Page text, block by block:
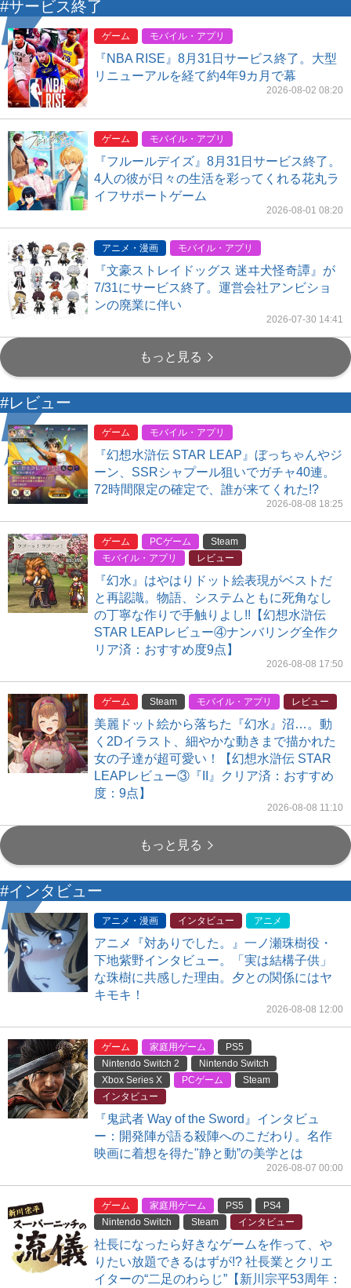
#サービス終了
ゲーム モバイル・アプリ
『NBA RISE』8月31日サービス終了。大型
リニューアルを経て約4年9カ月で幕
2026-08-02 08:20
ゲーム モバイル・アプリ
『フルールデイズ』8月31日サービス終了。
4人の彼が日々の生活を彩ってくれる花丸ラ
イフサポートゲーム
2026-08-01 08:20
アニメ・漫画 モバイル・アプリ
『文豪ストレイドッグス 迷ヰ犬怪奇譚』が
7/31にサービス終了。運営会社アンビショ
ンの廃業に伴い
2026-07-30 14:41
もっと見る
#レビュー
ゲーム モバイル・アプリ
『幻想水滸伝 STAR LEAP』ぼっちゃんやジ
ーン、SSRシャプール狙いでガチャ40連。
72時間限定の確定で、誰が来てくれた!?
2026-08-08 18:25
ゲーム PCゲーム
Steam
モバイル・アプリ
レビュー
『幻水』はやはりドット絵表現がベストだ
と再認識。物語、システムともに死角なし
の丁寧な作りで手触りよし!!【幻想水滸伝
STAR LEAPレビュー④ナンバリング全作ク
リア済：おすすめ度9点】
2026-08-08 17:50
ゲーム Steam モバイル・アプリ レビュー
美麗ドット絵から落ちた『幻水』沼…。動
く2Dイラスト、細やかな動きまで描かれた
女の子達が超可愛い！【幻想水滸伝 STAR
LEAPレビュー③『II』クリア済：おすすめ
度：9点】
2026-08-08 11:10
もっと見る
#インタビュー
アニメ・漫画 インタビュー アニメ
アニメ『対ありでした。』一ノ瀬珠樹役・
下地紫野インタビュー。「実は結構子供」
な珠樹に共感した理由。夕との関係にはヤ
キモキ！
2026-08-08 12:00
ゲーム 家庭用ゲーム
PS5
Nintendo Switch 2
Nintendo Switch
Xbox Series X
PCゲーム
Steam
インタビュー
『鬼武者 Way of the Sword』インタビュ
ー：開発陣が語る殺陣へのこだわり。名作
映画に着想を得た"静と動”の美学とは
2026-08-07 00:00
ゲーム 家庭用ゲーム PS5
PS4
Nintendo Switch
Steam インタビュー
社長になったら好きなゲームを作って、や
りたい放題できるはずが!? 社長業とクリエ
イターの“二足のわらじ”【新川宗平53周年：